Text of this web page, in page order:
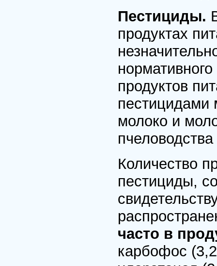
Пестициды.
продуктах
продуктов
пестицидами
молоко и
Количество
пестициды,
часто в
карбофос